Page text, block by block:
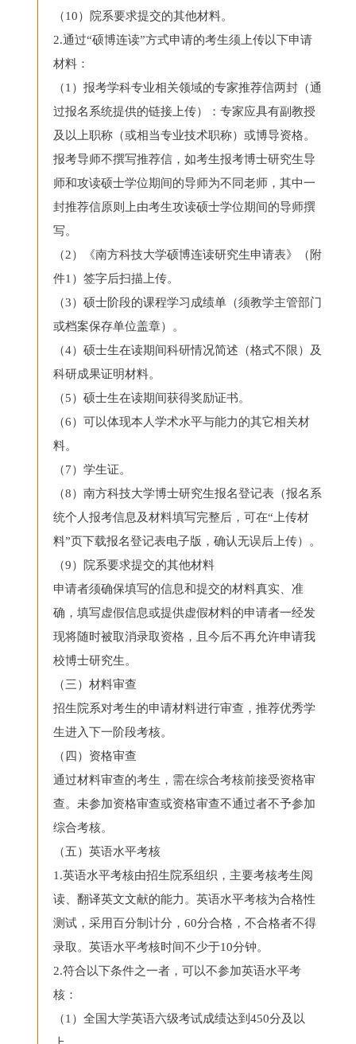
（10）院系要求提交的其他材料。
2.通过“硕博连读”方式申请的考生须上传以下申请
材料：
（1）报考学科专业相关领域的专家推荐信两封（通
过报名系统提供的链接上传）：专家应具有副教授
及以上职称（或相当专业技术职称）或博导资格。
报考导师不撰写推荐信，如考生报考博士研究生导
师和攻读硕士学位期间的导师为不同老师，其中一
封推荐信原则上由考生攻读硕士学位期间的导师撰
写。
（2）《南方科技大学硕博连读研究生申请表》（附
件1）签字后扫描上传。
（3）硕士阶段的课程学习成绩单（须教学主管部门
或档案保存单位盖章）。
（4）硕士生在读期间科研情况简述（格式不限）及
科研成果证明材料。
（5）硕士生在读期间获得奖励证书。
（6）可以体现本人学术水平与能力的其它相关材
料。
（7）学生证。
（8）南方科技大学博士研究生报名登记表（报名系
统个人报考信息及材料填写完整后，可在“上传材
料”页下载报名登记表电子版，确认无误后上传）。
（9）院系要求提交的其他材料
申请者须确保填写的信息和提交的材料真实、准
确，填写虚假信息或提供虚假材料的申请者一经发
现将随时被取消录取资格，且今后不再允许申请我
校博士研究生。
（三）材料审查
招生院系对考生的申请材料进行审查，推荐优秀学
生进入下一阶段考核。
（四）资格审查
通过材料审查的考生，需在综合考核前接受资格审
查。未参加资格审查或资格审查不通过者不予参加
综合考核。
（五）英语水平考核
1.英语水平考核由招生院系组织，主要考核考生阅
读、翻译英文文献的能力。英语水平考核为合格性
测试，采用百分制计分，60分合格，不合格者不得
录取。英语水平考核时间不少于10分钟。
2.符合以下条件之一者，可以不参加英语水平考
核：
（1）全国大学英语六级考试成绩达到450分及以